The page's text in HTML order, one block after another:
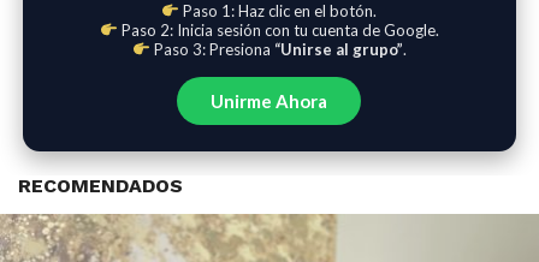
Paso 1: Haz clic en el botón.
Paso 2: Inicia sesión con tu cuenta de Google.
Paso 3: Presiona “Unirse al grupo”.
Unirme Ahora
RECOMENDADOS